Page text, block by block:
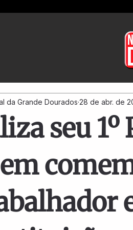
seu 1º
da Grande Dourados 28 de abr. de